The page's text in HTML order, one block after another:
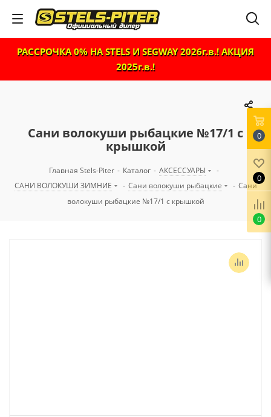
РАССРОЧКА 0% НА STELS И SEGWAY 2026г.в.! АКЦИЯ
2025г.в.!
Сани волокуши рыбацкие №17/1 с
крышкой
Главная Stels-Piter - Каталог - АКСЕССУАРЫ
-
САНИ ВОЛОКУШИ ЗИМНИЕ
- Сани волокуши рыбацкие - Сани
волокуши рыбацкие №17/1 с крышкой
0
0
0